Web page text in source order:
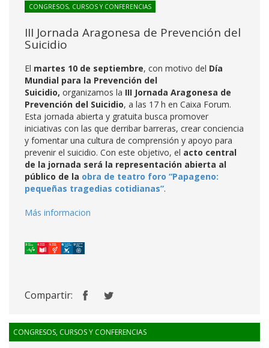
CONGRESOS, CURSOS Y CONFERENCIAS
III Jornada Aragonesa de Prevención del
Suicidio
El martes 10 de septiembre, con motivo del Día
Mundial para la Prevención del
Suicidio, organizamos la III Jornada Aragonesa de
Prevención del Suicidio, a las 17 h en Caixa Forum.
Esta jornada abierta y gratuita busca promover
iniciativas con las que derribar barreras, crear conciencia
y fomentar una cultura de comprensión y apoyo para
prevenir el suicidio. Con este objetivo, el acto central
de la jornada será la representación abierta al
público de la obra de teatro foro “Papageno:
pequeñas tragedias cotidianas”.
Más informacion
Compartir:
CONGRESOS, CURSOS Y CONFERENCIAS